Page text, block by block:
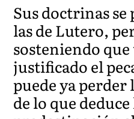
Sus doctrinas
las de Lutero,
sosteniendo que
justificado el
puede ya perder
de lo que deduce